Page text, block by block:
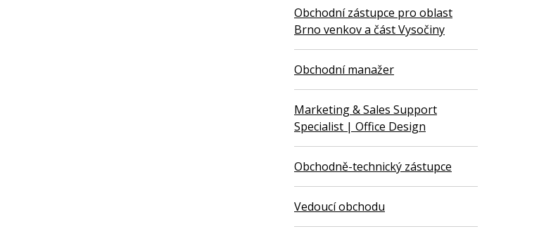
Obchodní zástupce pro oblast
Brno venkov a část Vysočiny
Obchodní manažer
Marketing & Sales Support
Specialist | Office Design
Obchodně-technický zástupce
Vedoucí obchodu